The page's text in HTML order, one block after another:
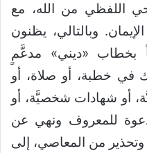
اللفظي من الله، مع
وبالتالي، يظنون
بخطاب «ديني» مدعَّمٍ
في خطبة، أو صلاة، أو
أو شهادات شخصيَّة، أو
دعوة للمعروف ونهي عن
من المعاصي، إلى